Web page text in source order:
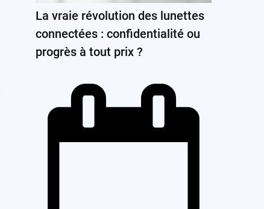
La vraie révolution des lunettes
connectées : confidentialité ou
progrès à tout prix ?